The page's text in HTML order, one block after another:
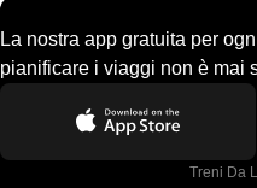
La nostra app gratuita per
pianificare i viaggi non è mai
Treni Da